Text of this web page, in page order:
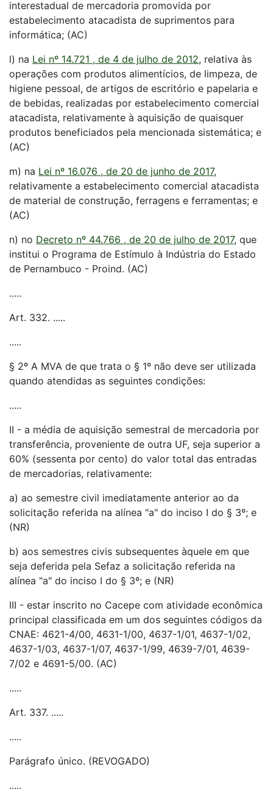
interestadual de mercadoria promovida por
estabelecimento atacadista de suprimentos para
informática; (AC)
l) na Lei nº 14.721 , de 4 de julho de 2012, relativa às
operações com produtos alimentícios, de limpeza, de
higiene pessoal, de artigos de escritório e papelaria e
de bebidas, realizadas por estabelecimento comercial
atacadista, relativamente à aquisição de quaisquer
produtos beneficiados pela mencionada sistemática; e
(AC)
m) na Lei nº 16.076 , de 20 de junho de 2017,
relativamente a estabelecimento comercial atacadista
de material de construção, ferragens e ferramentas; e
(AC)
n) no Decreto nº 44.766 , de 20 de julho de 2017, que
institui o Programa de Estímulo à Indústria do Estado
de Pernambuco - Proind. (AC)
.....
Art. 332. .....
.....
§ 2º A MVA de que trata o § 1º não deve ser utilizada
quando atendidas as seguintes condições:
.....
II - a média de aquisição semestral de mercadoria por
transferência, proveniente de outra UF, seja superior a
60% (sessenta por cento) do valor total das entradas
de mercadorias, relativamente:
a) ao semestre civil imediatamente anterior ao da
solicitação referida na alínea "a" do inciso I do § 3º; e
(NR)
b) aos semestres civis subsequentes àquele em que
seja deferida pela Sefaz a solicitação referida na
alínea "a" do inciso I do § 3º; e (NR)
III - estar inscrito no Cacepe com atividade econômica
principal classificada em um dos seguintes códigos da
CNAE: 4621-4/00, 4631-1/00, 4637-1/01, 4637-1/02,
4637-1/03, 4637-1/07, 4637-1/99, 4639-7/01, 4639-
7/02 e 4691-5/00. (AC)
.....
Art. 337. .....
.....
Parágrafo único. (REVOGADO)
.....